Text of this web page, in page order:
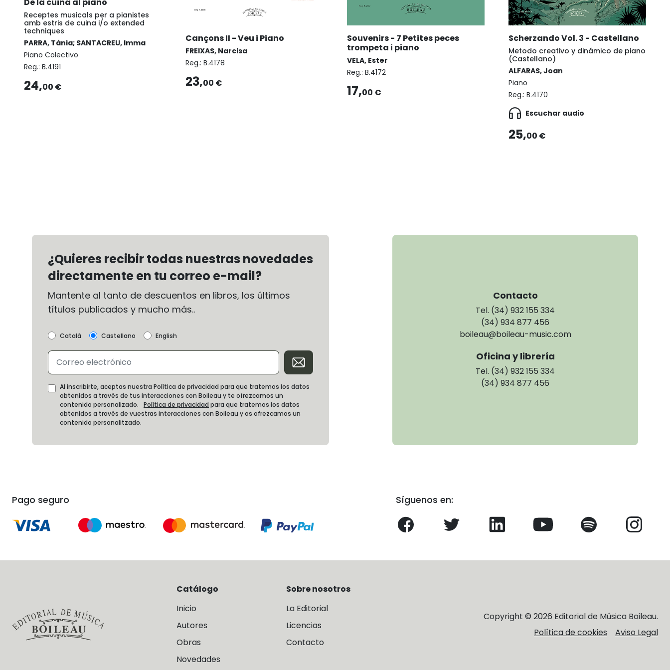
Receptes musicals per a pianistes
amb estris de cuina i/o extended
techniques
PARRA, Tània; SANTACREU, Imma
Piano Colectivo
Reg.: B.4191
24,00 €
Cançons II - Veu i Piano
FREIXAS, Narcisa
Reg.: B.4178
23,00 €
Souvenirs - 7 Petites peces
trompeta i piano
VELA, Ester
Reg.: B.4172
17,00 €
Scherzando Vol. 3 - Castellano
Metodo creativo y dinámico de piano
(Castellano)
ALFARAS, Joan
Piano
Reg.: B.4170
Escuchar audio
25,00 €
¿Quieres recibir todas nuestras novedades
directamente en tu correo e-mail?
Mantente al tanto de descuentos en libros, los últimos
títulos publicados y mucho más..
Català Castellano English
Al inscribirte, aceptas nuestra Política de privacidad para que tratemos los datos
obtenidos a través de tus interacciones con Boileau y te ofrezcamos un
contenido personalizado. Política de privacidad para que tratemos los datos
obtenidos a través de vuestras interacciones con Boileau y os ofrezcamos un
contenido personalitzado.
Contacto
Tel. (34) 932 155 334
(34) 934 877 456
boileau@boileau-music.com
Oficina y librería
Tel. (34) 932 155 334
(34) 934 877 456
Pago seguro Síguenos en:
Catálogo
Inicio
Autores
Obras
Novedades
Sobre nosotros
La Editorial
Licencias
Contacto
Copyright © 2026 Editorial de Música Boileau.
Política de cookies
Aviso Legal